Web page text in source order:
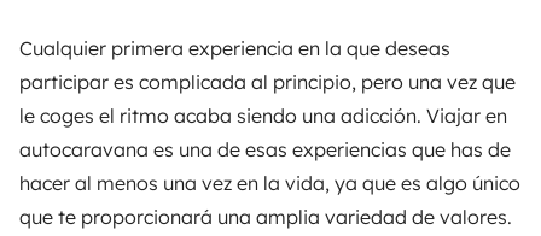
Cualquier primera experiencia en la que deseas
participar es complicada al principio, pero una vez que
le coges el ritmo acaba siendo una adicción. Viajar en
autocaravana es una de esas experiencias que has de
hacer al menos una vez en la vida, ya que es algo único
que te proporcionará una amplia variedad de valores.